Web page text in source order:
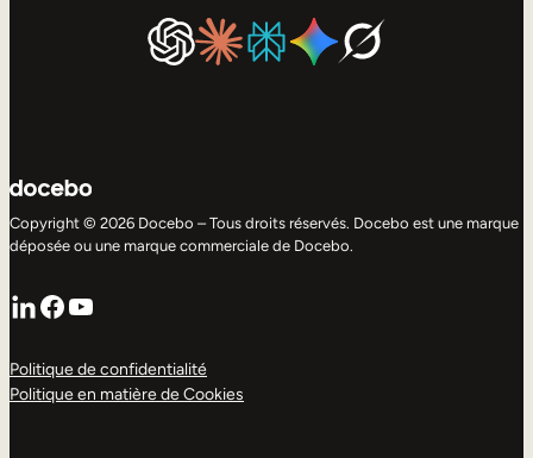
Copyright © 2026 Docebo – Tous droits réservés. Docebo est une marque
déposée ou une marque commerciale de Docebo.
LinkedIn
Facebook
YouTube
Politique de confidentialité
Politique en matière de Cookies